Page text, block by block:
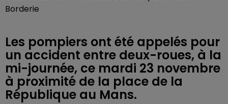
Borderie
Les pompiers ont été appelés pour
un accident entre deux-roues, à la
mi-journée, ce mardi 23 novembre
à proximité de la place de la
République au Mans.